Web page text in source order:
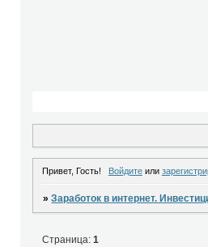
Привет, Гость! Войдитеили
»Заработок в интернет.
Страница:1